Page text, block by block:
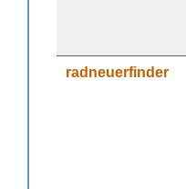
radneuerfinder